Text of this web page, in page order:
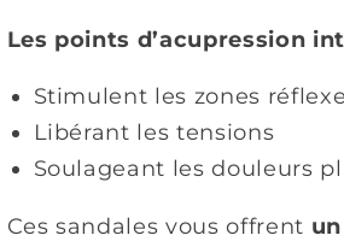
Les points d’acupression
Stimulent les zones
Libérant les tensions
Soulageant les douleurs
Ces sandales vous offrent